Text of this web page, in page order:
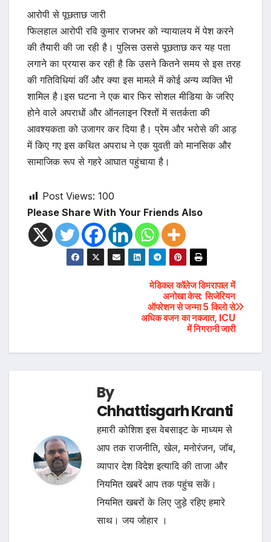
आरोपी से पूछताछ जारी
फिलहाल आरोपी रवि कुमार राजभर को न्यायालय में पेश करने
की तैयारी की जा रही है। पुलिस उससे पूछताछ कर यह पता
लगाने का प्रयास कर रही है कि उसने कितने समय से इस तरह
की गतिविधियां कीं और क्या इस मामले में कोई अन्य व्यक्ति भी
शामिल है।इस घटना ने एक बार फिर सोशल मीडिया के जरिए
होने वाले अपराधों और ऑनलाइन रिश्तों में सतर्कता की
आवश्यकता को उजागर कर दिया है। प्रेम और भरोसे की आड़
में किए गए इस कथित अपराध ने एक युवती को मानसिक और
सामाजिक रूप से गहरे आघात पहुंचाया है।
Post Views: 100
Please Share With Your Friends Also
मेडिकल कॉलेज डिमरापाल में
अनोखा केस: सिजेरियन
ऑपरेशन से जन्मा 5 किलो से
अधिक वजन का नवजात, ICU
में निगरानी जारी
By
Chhattisgarh Kranti
हमारी कोशिश इस वेबसाइट के माध्यम से
आप तक राजनीति, खेल, मनोरंजन, जॉब,
व्यापार देश विदेश इत्यादि की ताजा और
नियमित खबरें आप तक पहुंच सकें।
नियमित खबरों के लिए जुड़े रहिए हमारे
साथ। जय जोहार ।